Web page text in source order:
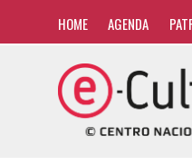
HOME AGENDA